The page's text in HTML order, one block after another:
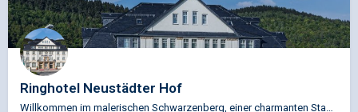
Ringhotel Neustädter Hof